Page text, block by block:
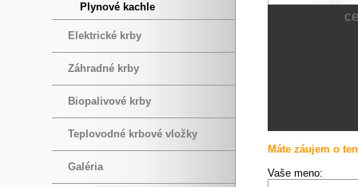
Plynové kachle
Elektrické krby
Záhradné krby
Biopalivové krby
Teplovodné krbové vložky
Galéria
Máte záujem o
Vaše meno: